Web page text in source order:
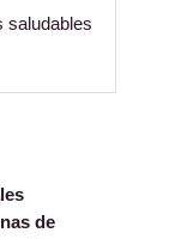
saludables
de